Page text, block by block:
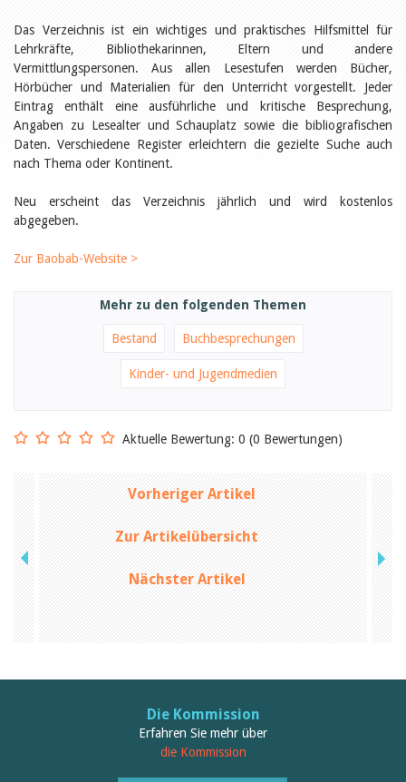
Verschiedenes
Tags
Aus- und Weiterbildung
Veranstaltungen
Kinder- und Jugendmedien
Bibliothek und Schule
Bibliotheksförderung
Einmalige Beiträge
Bibliotheksangebote
Kantonale
Unterstützungsbeiträge
Schweizer Literatur
Sibylle Birrer
Céline Graf
Felicitas Isler
Andrea Grichting
Therese von Weissenfluh
Nicole Rothen
Manuela Nyffeler-Lanker
Alle Autoren
Archiv
Juli 2026
Juni 2026
Dezember 2025
Das Verzeichnis ist ein wichtiges und praktisches Hilfsmittel für
Lehrkräfte, Bibliothekarinnen, Eltern und andere
Vermittlungspersonen. Aus allen Lesestufen werden Bücher,
Hörbücher und Materialien für den Unterricht vorgestellt. Jeder
Eintrag enthält eine ausführliche und kritische Besprechung,
Angaben zu Lesealter und Schauplatz sowie die bibliografischen
Daten. Verschiedene Register erleichtern die gezielte Suche auch
nach Thema oder Kontinent.
Neu erscheint das Verzeichnis jährlich und wird kostenlos
abgegeben.
Zur Baobab-Website >
Mehr zu den folgenden Themen
Bestand Buchbesprechungen
Kinder- und Jugendmedien
Aktuelle Bewertung: 0 (0 Bewertungen)
Vorheriger Artikel
Zur Artikelübersicht
Nächster Artikel
Die Kommission
Erfahren Sie mehr über
die Kommission